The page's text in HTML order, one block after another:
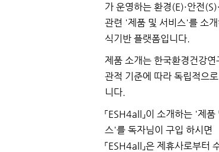
가운영하는 환경(E)·안전
관련 '제품 및 서비스'를 소
식기반 플랫폼입니다.
제품 소개는 한국환경건강연
관적 기준에 따라 독립적으
니다.
「ESH4all」이 소개하는 '제품
스'를 독자님이구입하시면
「ESH4all」은 제휴사로부터